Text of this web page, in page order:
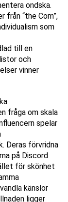
ondska.
från “the Com”,
som
till en
och
vinner
fråga om skala
spelar
Deras förvridna
på Discord
för skönhet
känslor
ligger